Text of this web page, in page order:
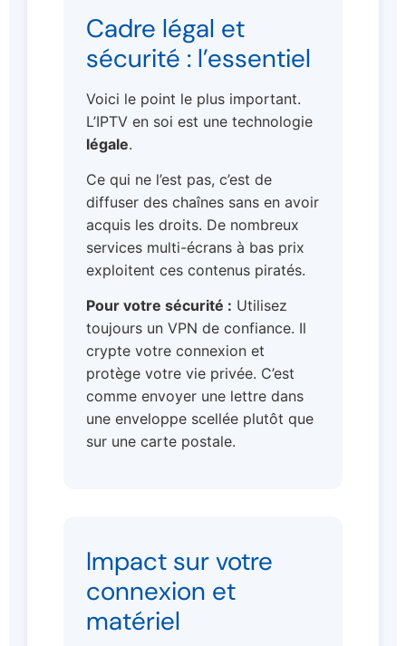
Cadre légal et
sécurité : l’essentiel
Voici le point le plus important.
L’IPTV en soi est une technologie
légale.
Ce qui ne l’est pas, c’est de
diffuser des chaînes sans en avoir
acquis les droits. De nombreux
services multi-écrans à bas prix
exploitent ces contenus piratés.
Pour votre sécurité : Utilisez
toujours un VPN de confiance. Il
crypte votre connexion et
protège votre vie privée. C’est
comme envoyer une lettre dans
une enveloppe scellée plutôt que
sur une carte postale.
Impact sur votre
connexion et
matériel